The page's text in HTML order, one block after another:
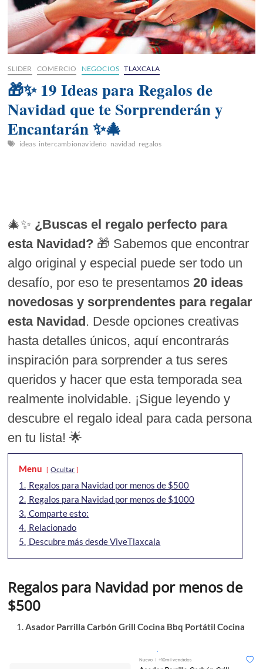
SLIDER COMERCIO NEGOCIOS TLAXCALA
🎁✨ 19 Ideas para Regalos de
Navidad que te Sorprenderán y
Encantarán ✨🎄
ideas intercambionavideño navidad regalos
🎄✨ ¿Buscas el regalo perfecto para
esta Navidad? 🎁 Sabemos que encontrar
algo original y especial puede ser todo un
desafío, por eso te presentamos20 ideas
novedosas y sorprendentes para regalar
esta Navidad. Desde opciones creativas
hasta detalles únicos, aquí encontrarás
inspiración para sorprender a tus seres
queridos y hacer que esta temporada sea
realmente inolvidable. ¡Sigue leyendo y
descubre el regalo ideal para cada persona
en tu lista! 🌟
Menu Ocultar
1. Regalos para Navidad por menos de $500
2. Regalos para Navidad por menos de $1000
3. Comparte esto:
4. Relacionado
5. Descubre más desde ViveTlaxcala
Regalos para Navidad por menos de
$500
Asador Parrilla Carbón Grill Cocina Bbq Portátil Cocina